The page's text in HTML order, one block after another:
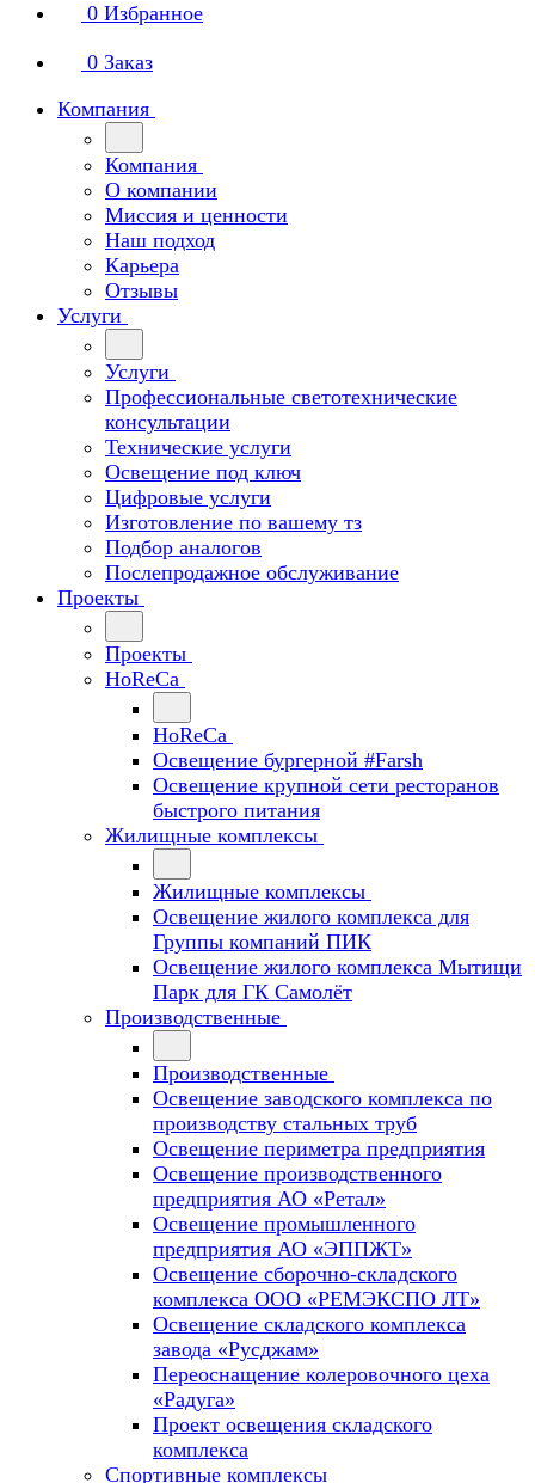
0 Избранное
0 Заказ
Компания
Компания
О компании
Миссия и ценности
Наш подход
Карьера
Отзывы
Услуги
Услуги
Профессиональные светотехнические
консультации
Технические услуги
Освещение под ключ
Цифровые услуги
Изготовление по вашему тз
Подбор аналогов
Послепродажное обслуживание
Проекты
Проекты
HoReCa
HoReCa
Освещение бургерной #Farsh
Освещение крупной сети ресторанов
быстрого питания
Жилищные комплексы
Жилищные комплексы
Освещение жилого комплекса для
Группы компаний ПИК
Освещение жилого комплекса Мытищи
Парк для ГК Самолёт
Производственные
Производственные
Освещение заводского комплекса по
производству стальных труб
Освещение периметра предприятия
Освещение производственного
предприятия АО «Ретал»
Освещение промышленного
предприятия АО «ЭППЖТ»
Освещение сборочно-складского
комплекса ООО «РЕМЭКСПО ЛТ»
Освещение складского комплекса
завода «Русджам»
Переоснащение колеровочного цеха
«Радуга»
Проект освещения складского
комплекса
Спортивные комплексы